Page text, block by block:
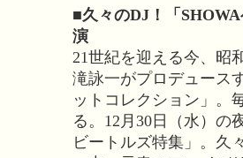
■久々のDJ！「
演
21世紀を迎える今、昭
滝詠一がプロデュース
ットコレクション」。
る。12月30日（水）の
ビートルズ特集」。久